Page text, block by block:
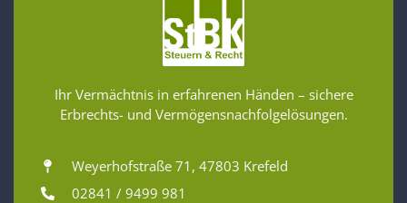
Ihr Vermächtnis in erfahrenen Händen – sichere
Erbrechts- und Vermögensnachfolgelösungen.
Weyerhofstraße 71, 47803 Krefeld
02841 / 9499 981